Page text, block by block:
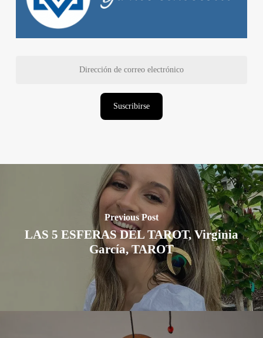
Suscribirse
Previous Post
LAS 5 ESFERAS DEL TAROT, Virginia
García, TAROT